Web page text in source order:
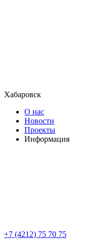
Хабаровск
О нас
Новости
Проекты
Информация
+7 (4212) 75 70 75